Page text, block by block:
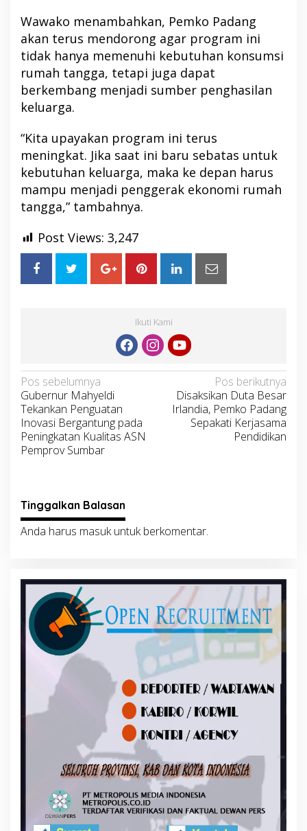
Wawako menambahkan, Pemko Padang
akan terus mendorong agar program ini
tidak hanya memenuhi kebutuhan konsumsi
rumah tangga, tetapi juga dapat
berkembang menjadi sumber penghasilan
keluarga.
“Kita upayakan program ini terus
meningkat. Jika saat ini baru sebatas untuk
kebutuhan keluarga, maka ke depan harus
mampu menjadi penggerak ekonomi rumah
tangga,” tambahnya.
Post Views: 3,247
Ikuti Kami
Navigasi
pos
Pos sebelumnya
Gubernur Mahyeldi
Tekankan Penguatan
Inovasi Bergantung pada
Peningkatan Kualitas ASN
Pemprov Sumbar
Pos berikutnya
Disaksikan Duta Besar
Irlandia, Pemko Padang
Sepakati Kerjasama
Pendidikan
Tinggalkan Balasan
Anda harus masukuntuk berkomentar.